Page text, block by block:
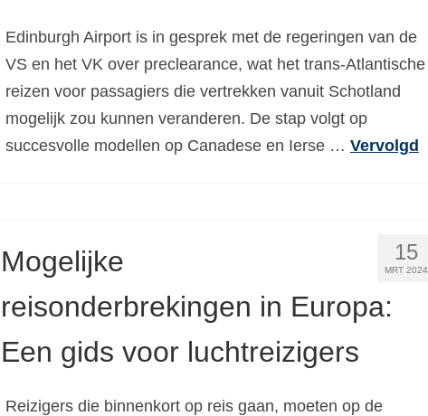
Edinburgh Airport is in gesprek met de regeringen van de
VS en het VK over preclearance, wat het trans-Atlantische
reizen voor passagiers die vertrekken vanuit Schotland
mogelijk zou kunnen veranderen. De stap volgt op
succesvolle modellen op Canadese en Ierse … Vervolgd
15
MRT 2024
Mogelijke
reisonderbrekingen in Europa:
Een gids voor luchtreizigers
Reizigers die binnenkort op reis gaan, moeten op de